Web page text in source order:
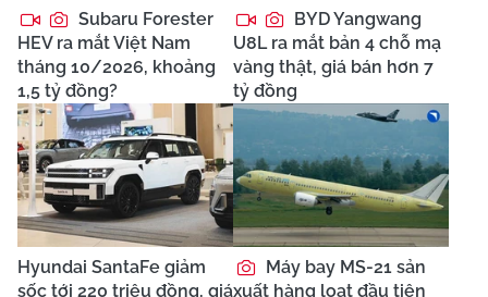
Subaru Forester
HEV ra mắt Việt Nam
tháng 10/2026, khoảng
1,5 tỷ đồng?
BYD Yangwang
U8L ra mắt bản 4 chỗ mạ
vàng thật, giá bán hơn 7
tỷ đồng
Hyundai SantaFe giảm
sốc tới 220 triệu đồng, giá
Máy bay MS-21 sản
xuất hàng loạt đầu tiên